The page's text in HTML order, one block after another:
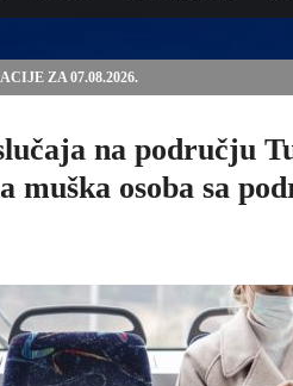
UGOVOR: 6,9 MILIONA KM ZA
na području
muška osoba sa